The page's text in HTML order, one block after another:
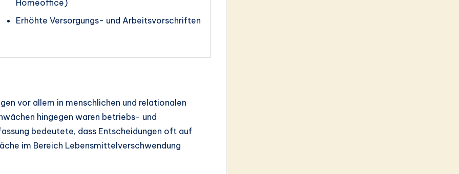
Homeoffice)
Erhöhte Versorgungs- und Arbeitsvorschriften
vor allem in menschlichen und relationalen
hingegen waren betriebs- und
bedeutete, dass Entscheidungen oft auf
im Bereich Lebensmittelverschwendung